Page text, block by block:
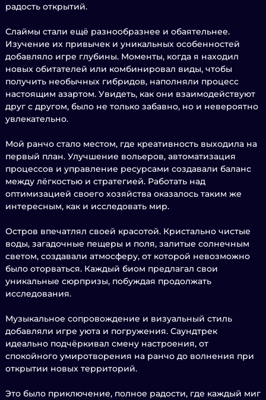
радость открытий.
Слаймы стали ещё разнообразнее и обаятельнее.
Изучение их привычек и уникальных особенностей
добавляло игре глубины. Моменты, когда я находил
новых обитателей или комбинировал виды, чтобы
получить необычных гибридов, наполняли процесс
настоящим азартом. Увидеть, как они взаимодействуют
друг с другом, было не только забавно, но и невероятно
увлекательно.
Мой ранчо стало местом, где креативность выходила на
первый план. Улучшение вольеров, автоматизация
процессов и управление ресурсами создавали баланс
между лёгкостью и стратегией. Работать над
оптимизацией своего хозяйства оказалось таким же
интересным, как и исследовать мир.
Остров впечатлял своей красотой. Кристально чистые
воды, загадочные пещеры и поля, залитые солнечным
светом, создавали атмосферу, от которой невозможно
было оторваться. Каждый биом предлагал свои
уникальные сюрпризы, побуждая продолжать
исследования.
Музыкальное сопровождение и визуальный стиль
добавляли игре уюта и погружения. Саундтрек
идеально подчёркивал смену настроения, от
спокойного умиротворения на ранчо до волнения при
открытии новых территорий.
Это было приключение, полное радости, где каждый миг